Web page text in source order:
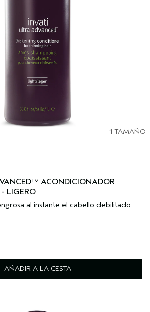
SENSIBLE
1 TAMAÑO
ACONDICIONADOR
- LIGERO
al instante el cabello debilitado
AÑADIR A LA CESTA